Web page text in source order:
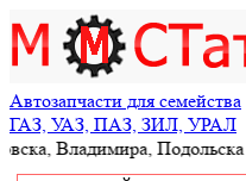
Автозапчасти для семейства
ГАЗ, УАЗ, ПАЗ, ЗИЛ, УРАЛ
Подольска